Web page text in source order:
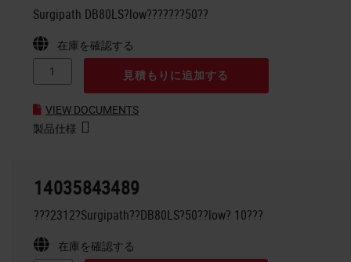
Surgipath DB80LS?low???????50??
在庫を確認する
見積もりに追加する
VIEW DOCUMENTS
製品仕様
14035843489
???2312?Surgipath??DB80LS?50??low? 10???
在庫を確認する